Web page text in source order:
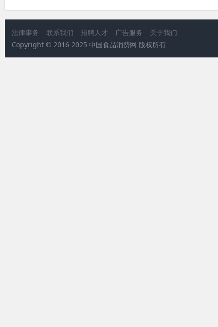
法律事务 联系我们 招聘人才 广告服务
关于我们
Copyright © 2016-2025 中国食品消费网 版权所有